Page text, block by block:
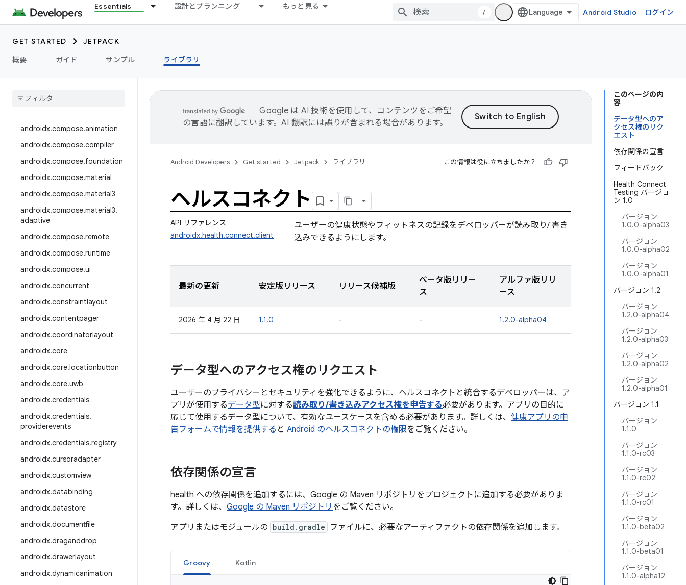
Essentials 設計とプランニング もっと見る
/ Android Studio ログイン
GET STARTED
JETPACK
概要
ガイド サンプル ライブラリ
androidx.camera.media3
androidx.car
androidx.car.app
androidx.
androidx.compose.animation
androidx.compose.compiler
androidx.compose.foundation
androidx.compose.material
androidx.compose.material3
androidx.compose.material3.
adaptive
androidx.compose.remote
androidx.compose.runtime
androidx.compose.ui
androidx.concurrent
androidx.constraintlayout
androidx.contentpager
androidx.coordinatorlayout
androidx.core
androidx.core.locationbutton
androidx.core.uwb
androidx.credentials
androidx.credentials.
providerevents
androidx.credentials.registry
androidx.cursoradapter
androidx.customview
androidx.databinding
androidx.datastore
androidx.documentfile
androidx.draganddrop
androidx.drawerlayout
androidx.dynamicanimation
このページの内
容
データ型へのア
クセス権のリク
エスト
依存関係の宣言
フィードバック
Health Connect
Testing バージョ
ン 1.0
バージョン
1.0.0-alpha03
バージョン
1.0.0-alpha02
バージョン
1.0.0-alpha01
バージョン 1.2
バージョン
1.2.0-alpha04
バージョン
1.2.0-alpha03
バージョン
1.2.0-alpha02
バージョン
1.2.0-alpha01
バージョン 1.1
バージョン
1.1.0
バージョン
1.1.0-rc03
バージョン
1.1.0-rc02
バージョン
1.1.0-rc01
バージョン
1.1.0-beta02
バージョン
1.1.0-beta01
バージョン
1.1.0-alpha12
Google は AI 技術を使用して、コンテンツをご希望
の言語に翻訳しています。AI 翻訳には誤りが含まれる場合があります。
Android Developers Get started Jetpack ライブラリ この情報は役に立ちましたか？
ヘルスコネクト
API リファレンス
androidx.health.connect.client
ユーザーの健康状態やフィットネスの記録をデベロッパーが読み取り/ 書き
込みできるようにします。
最新の更新 安定版リリース リリース候補版
ベータ版リリー
ス
アルファ版リリ
ース
2026 年 4 月 22 日 1.1.0 - - 1.2.0-alpha04
データ型へのアクセス権のリクエスト
ユーザーのプライバシーとセキュリティを強化できるように、ヘルスコネクトと統合するデベロッパーは、ア
プリが使用するデータ型に対する読み取り/書き込みアクセス権を申告する必要があります。アプリの目的に
応じて使用するデータ型について、有効なユースケースを含める必要があります。詳しくは、 健康アプリの申
告フォームで情報を提供する と Android のヘルスコネクトの権限をご覧ください。
依存関係の宣言
health への依存関係を追加するには、Google の Maven リポジトリをプロジェクトに追加する必要がありま
す。詳しくは、 Google の Maven リポジトリ をご覧ください。
アプリまたはモジュールの build.gradle ファイルに、必要なアーティファクトの依存関係を追加します。
Groovy Kotlin